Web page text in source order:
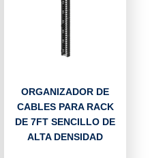
ORGANIZADOR DE
CABLES PARA RACK
DE 7FT SENCILLO DE
ALTA DENSIDAD